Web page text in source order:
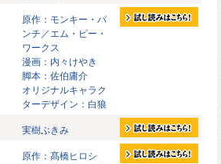
原作：モンキー・パ
ンチ／エム・ピー・
ワークス
漫画：内々けやき
脚本：佐伯庸介
オリジナルキャラク
ターデザイン：白狼
実樹ぶきみ
原作：髙橋ヒロシ